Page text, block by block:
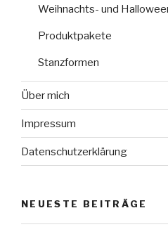
Weihnachts- und
Produktpakete
Stanzformen
Über mich
Impressum
Datenschutzerklärung
NEUESTE BEITRÄGE